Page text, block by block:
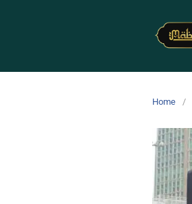
Home